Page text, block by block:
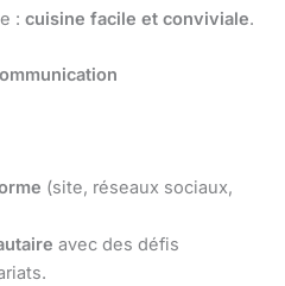
: cuisine facile et conviviale.
(site, réseaux sociaux,
avec des défis